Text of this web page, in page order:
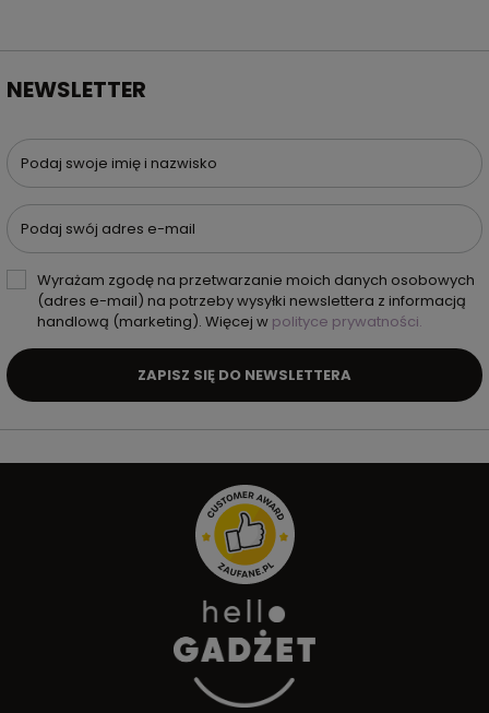
NEWSLETTER
Podaj swoje imię i nazwisko
Podaj swój adres e-mail
Wyrażam zgodę na przetwarzanie moich danych osobowych
(adres e-mail) na potrzeby wysyłki newslettera z informacją
handlową (marketing). Więcej w polityce prywatności.
ZAPISZ SIĘ DO NEWSLETTERA